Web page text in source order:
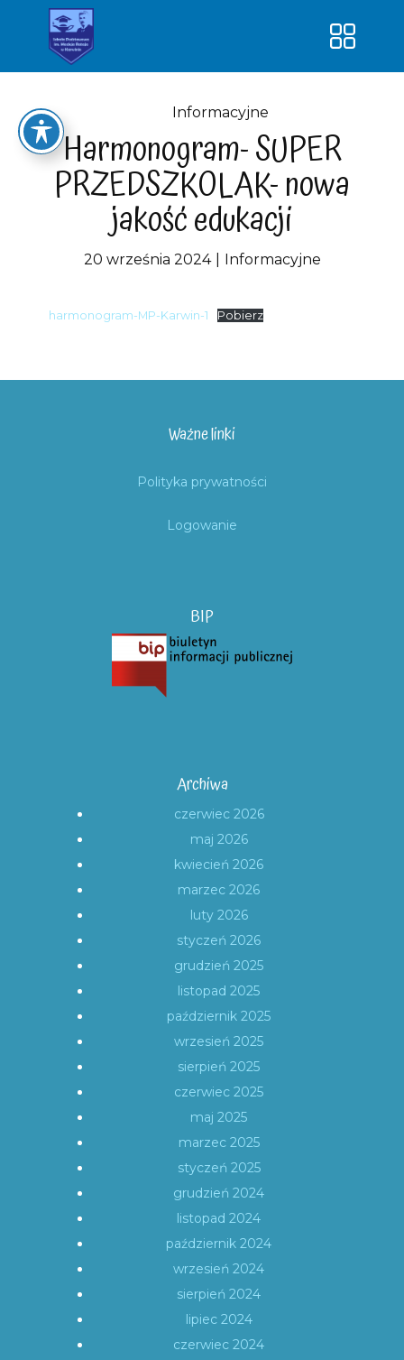
Strona główna
Kontakt
Dokumenty
Dowóz uczniów
Klasy
SUPER PRZEDSZKOLAK-nowa
Informacyjne
Harmonogram- SUPER
PRZEDSZKOLAK- nowa
jakość edukacji
20 września 2024 Informacyjne
harmonogram-MP-Karwin-1 Pobierz
Ważne linki
Polityka prywatności
Logowanie
BIP
Archiwa
czerwiec 2026
maj 2026
kwiecień 2026
marzec 2026
luty 2026
styczeń 2026
grudzień 2025
listopad 2025
październik 2025
wrzesień 2025
sierpień 2025
czerwiec 2025
maj 2025
marzec 2025
styczeń 2025
grudzień 2024
listopad 2024
październik 2024
wrzesień 2024
sierpień 2024
lipiec 2024
czerwiec 2024